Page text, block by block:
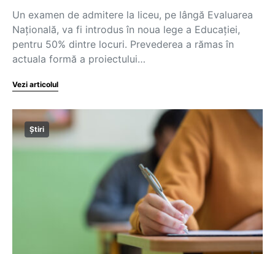
Un examen de admitere la liceu, pe lângă Evaluarea
Națională, va fi introdus în noua lege a Educației,
pentru 50% dintre locuri. Prevederea a rămas în
actuala formă a proiectului…
Vezi articolul
Știri